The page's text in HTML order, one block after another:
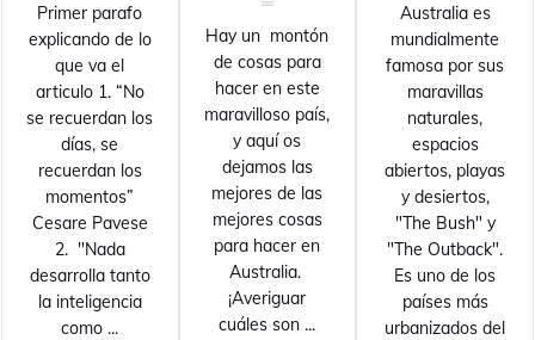
Primer parafo
explicando de lo
que va el
articulo 1. “No
se recuerdan los
días, se
recuerdan los
momentos”
Cesare Pavese
2. "Nada
desarrolla tanto
la inteligencia
como ...
Hay un montón
de cosas para
hacer en este
maravilloso país,
y aquí os
dejamos las
mejores de las
mejores cosas
para hacer en
Australia.
¡Averiguar
cuáles son ...
Australia es
mundialmente
famosa por sus
maravillas
naturales,
espacios
abiertos, playas
y desiertos,
"The Bush" y
"The Outback".
Es uno de los
países más
urbanizados del